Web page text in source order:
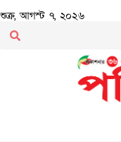
শুক্র, আগস্ট ৭, ২০২৬